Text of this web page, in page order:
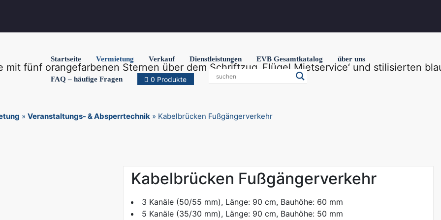
Startseite Vermietung Verkauf Dienstleistungen EVB Gesamtkatalog über uns
FAQ – häufige Fragen 0 Produkte
» Veranstaltungs- & Absperrtechnik» Kabelbrücken Fußgängerverkehr
Kabelbrücken Fußgängerverkehr
3 Kanäle (50/55 mm), Länge: 90 cm, Bauhöhe: 60 mm
5 Kanäle (35/30 mm), Länge: 90 cm, Bauhöhe: 50 mm